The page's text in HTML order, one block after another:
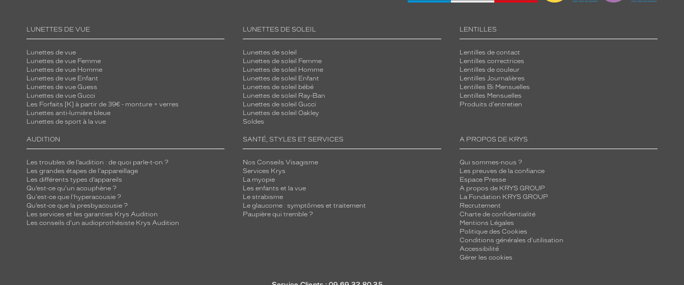
LUNETTES DE VUE
Lunettes de vue
Lunettes de vue Femme
Lunettes de vue Homme
Lunettes de vue Enfant
Lunettes de vue Guess
Lunettes de vue Gucci
Les Forfaits [K] à partir de 39€ - monture + verres
Lunettes anti-lumière bleue
Lunettes de sport à la vue
LUNETTES DE SOLEIL
Lunettes de soleil
Lunettes de soleil Femme
Lunettes de soleil Homme
Lunettes de soleil Enfant
Lunettes de soleil bébé
Lunettes de soleil Ray-Ban
Lunettes de soleil Gucci
Lunettes de soleil Oakley
Soldes
LENTILLES
Lentilles de contact
Lentilles correctrices
Lentilles de couleur
Lentilles Journalières
Lentilles Bi Mensuelles
Lentilles Mensuelles
Produits d'entretien
AUDITION
Les troubles de l’audition : de quoi parle-t-on ?
Les grandes étapes de l'appareillage
Les différents types d’appareils
Qu’est-ce qu'un acouphène ?
Qu'est-ce que l'hyperacousie ?
Qu’est-ce que la presbyacousie ?
Les services et les garanties Krys Audition
Les conseils d'un audioprothésiste Krys Audition
SANTÉ, STYLES ET SERVICES
Nos Conseils Visagisme
Services Krys
La myopie
Les enfants et la vue
Le strabisme
Le glaucome : symptômes et traitement
Paupière qui tremble ?
A PROPOS DE KRYS
Qui sommes-nous ?
Les preuves de la confiance
Espace Presse
A propos de KRYS GROUP
La Fondation KRYS GROUP
Recrutement
Charte de confidentialité
Mentions Légales
Politique des Cookies
Conditions générales d'utilisation
Accessibilité
Gérer les cookies